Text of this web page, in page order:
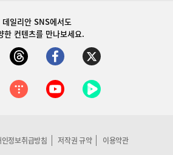
데일리안 SNS에서도
한 컨텐츠를 만나보세요.
정보취급방침 저작권 규약 이용약관